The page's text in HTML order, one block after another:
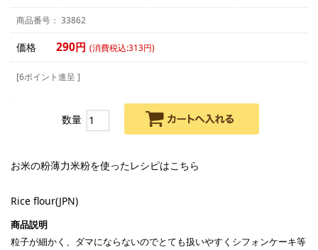
33862
価格 290円 (消費税込:313円)
[6ポイント進呈 ]
数量
お米の粉薄力米粉を使ったレシピはこちら
Rice flour(JPN)
粒子が細かく、ダマにならないのでとても扱いやすくシフォンケーキ等